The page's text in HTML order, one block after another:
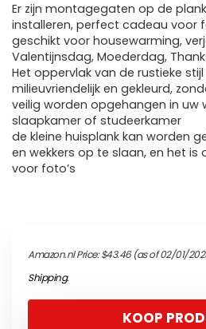
Er zijn montagegaten op de
installeren, perfect cadeau voor
geschikt voor housewarming,
Valentijnsdag, Moederdag,
Het oppervlak van de rustieke
milieuvriendelijk en gekleurd,
veilig worden opgehangen in uw
slaapkamer of studeerkamer
de kleine huisplank kan worden
en wekkers op te slaan, en het is
voor foto’s
Amazon.nl Price:$43.46(as of 02/01/
Shipping.
KOOP